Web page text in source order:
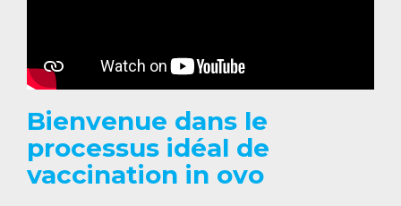
Bienvenue dans le
processus idéal de
vaccination in ovo